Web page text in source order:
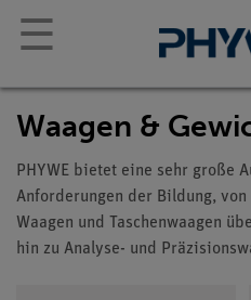
☰
Waagen &
PHYWE bietet eine sehr große
Anforderungen der Bildung, von
Waagen und Taschenwaagen
hin zu Analyse- und